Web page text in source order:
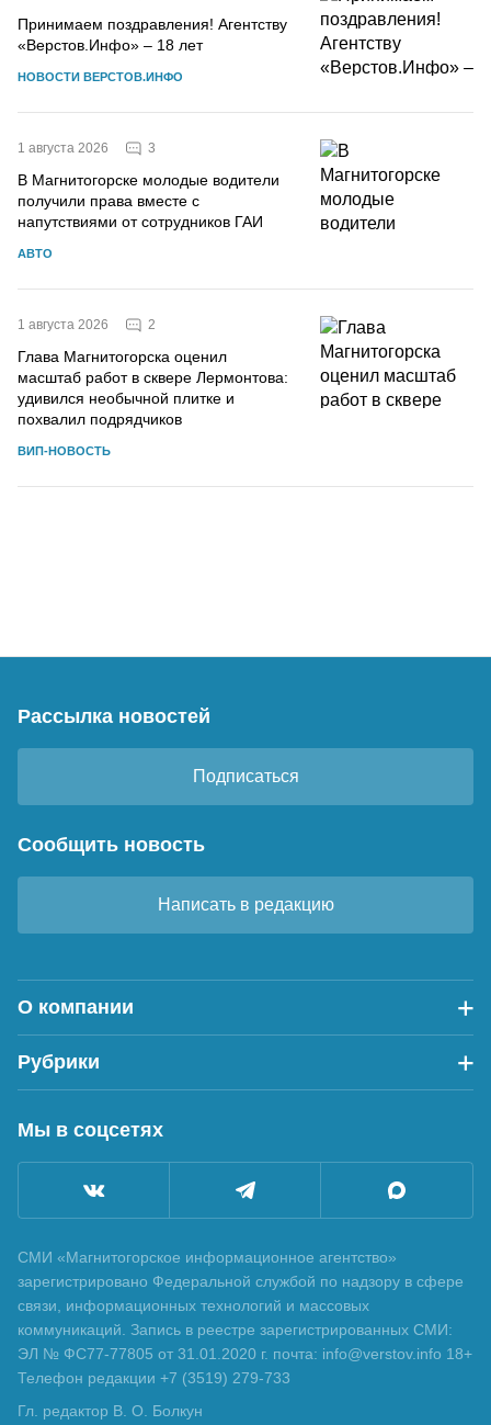
Принимаем поздравления! Агентству
«Верстов.Инфо» – 18 лет
НОВОСТИ ВЕРСТОВ.ИНФО
1 августа 2026 3
В Магнитогорске молодые водители
получили права вместе с
напутствиями от сотрудников ГАИ
АВТО
1 августа 2026 2
Глава Магнитогорска оценил
масштаб работ в сквере Лермонтова:
удивился необычной плитке и
похвалил подрядчиков
ВИП-НОВОСТЬ
Рассылка новостей
Подписаться
Сообщить новость
Написать в редакцию
О компании
Рубрики
Мы в соцсетях
СМИ «Магнитогорское информационное агентство»
зарегистрировано Федеральной службой по надзору в сфере
связи, информационных технологий и массовых
коммуникаций. Запись в реестре зарегистрированных СМИ:
ЭЛ № ФС77-77805 от 31.01.2020 г. почта: info@verstov.info 18+
Телефон редакции +7 (3519) 279-733
Гл. редактор В. О. Болкун